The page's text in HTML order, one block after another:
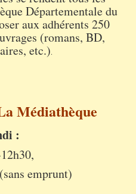
Départementale du
aux adhérents 250
(romans, BD,
etc.).
Médiathèque
:
emprunt)